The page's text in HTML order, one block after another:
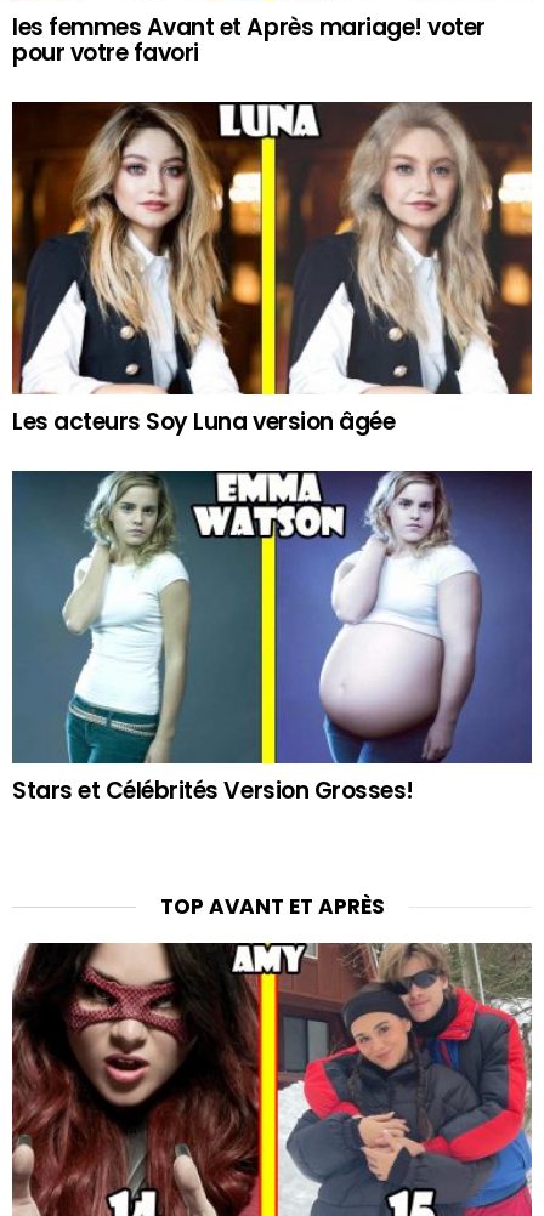
les femmes Avant et Après mariage! voter
pour votre favori
Les acteurs Soy Luna version âgée
Stars et Célébrités Version Grosses!
TOP AVANT ET APRÈS